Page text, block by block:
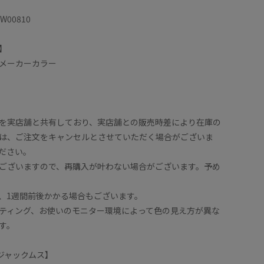
ーカーカラー
実店舗と共有しており、実店舗との販売時差により在庫の
、ご注文をキャンセルとさせていただく場合がございま
さい。
ざいますので、再購入が叶わない場合がございます。予め
週間前後かかる場合もございます。
ィング、お使いのモニター環境によって色の見え方が異な
ックムス】